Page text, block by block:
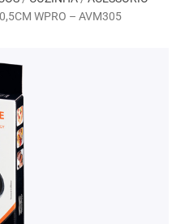
WPRO – AVM305